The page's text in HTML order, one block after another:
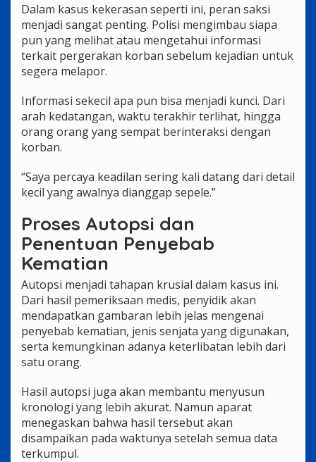
Dalam kasus kekerasan seperti ini, peran saksi
menjadi sangat penting. Polisi mengimbau siapa
pun yang melihat atau mengetahui informasi
terkait pergerakan korban sebelum kejadian untuk
segera melapor.
Informasi sekecil apa pun bisa menjadi kunci. Dari
arah kedatangan, waktu terakhir terlihat, hingga
orang orang yang sempat berinteraksi dengan
korban.
“Saya percaya keadilan sering kali datang dari detail
kecil yang awalnya dianggap sepele.”
Proses Autopsi dan
Penentuan Penyebab
Kematian
Autopsi menjadi tahapan krusial dalam kasus ini.
Dari hasil pemeriksaan medis, penyidik akan
mendapatkan gambaran lebih jelas mengenai
penyebab kematian, jenis senjata yang digunakan,
serta kemungkinan adanya keterlibatan lebih dari
satu orang.
Hasil autopsi juga akan membantu menyusun
kronologi yang lebih akurat. Namun aparat
menegaskan bahwa hasil tersebut akan
disampaikan pada waktunya setelah semua data
terkumpul.